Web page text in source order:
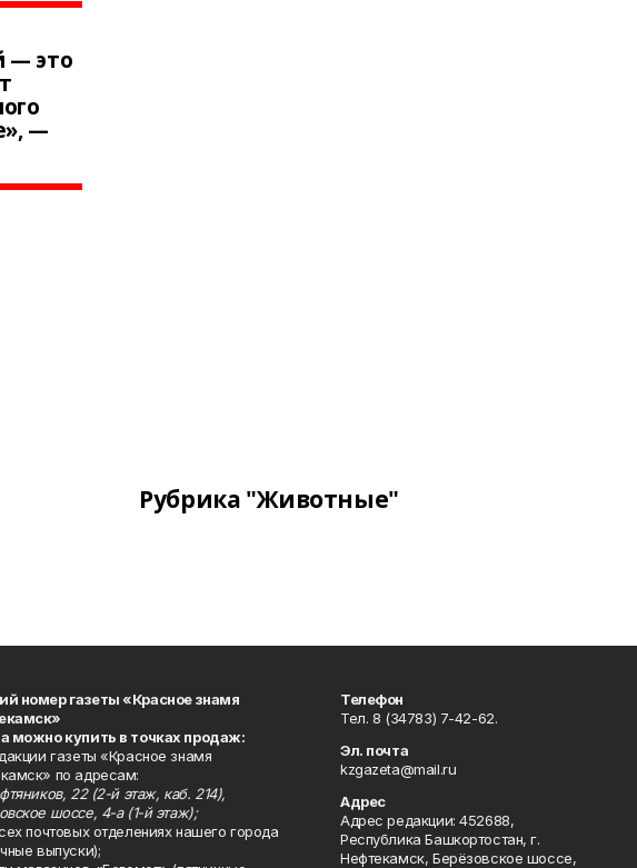
— это
—
Рубрика "Животные"
номер газеты «Красное знамя
можно купить в точках продаж:
газеты «Красное знамя
по адресам:
22 (2-й этаж, каб. 214),
шоссе, 4-а (1-й этаж);
почтовых отделениях нашего города
выпуски);
Телефон
Тел. 8 (34783) 7-42-62.
Эл. почта
kzgazeta@mail.ru
Адрес
Адрес редакции: 452688,
Республика Башкортостан, г.
Нефтекамск, Берёзовское шоссе,